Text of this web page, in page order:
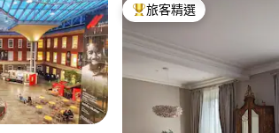
旅客精選榜首
旅客精選